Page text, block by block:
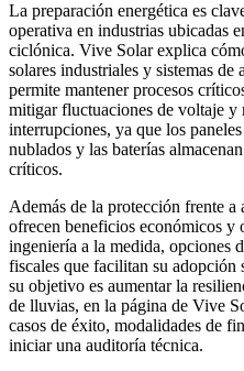
La preparación energética es
operativa en industrias ubicadas
ciclónica. Vive Solar explica
solares industriales y sistemas de
permite mantener procesos
mitigar fluctuaciones de voltaje y
interrupciones, ya que los
nublados y las baterías
críticos.
Además de la protección frente a
ofrecen beneficios económicos y
ingeniería a la medida, opciones
fiscales que facilitan su adopción
su objetivo es aumentar la
de lluvias, en la página de Vive
casos de éxito, modalidades de
iniciar una auditoría técnica.